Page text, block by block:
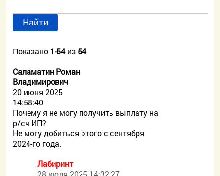
Найти
Показано 1-54из 54
Саламатин Роман
Владимирович
20 июня 2025
14:58:40
Почему я не могу получить выплату на
р/сч ИП?
Не могу добиться этого с сентября
2024-го года.
Лабиринт
28 июля 2025 14:32:27